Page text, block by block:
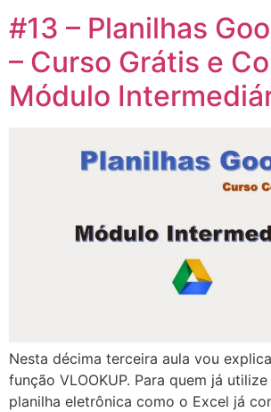
#13 – Planilhas
– Curso Grátis e
Módulo
Nesta décima terceira aula vou
função VLOOKUP. Para quem já
planilha eletrônica como o Excel já